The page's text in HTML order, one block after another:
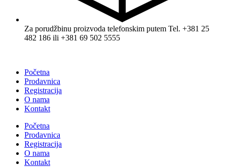
Za porudžbinu proizvoda telefonskim putem Tel. +381 25
482 186 ili +381 69 502 5555
Početna
Prodavnica
Registracija
O nama
Kontakt
Početna
Prodavnica
Registracija
O nama
Kontakt